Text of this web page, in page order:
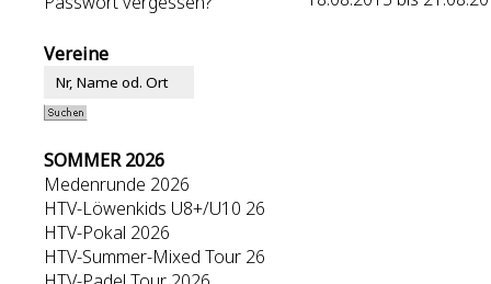
Vereine
SOMMER 2026
Medenrunde 2026
HTV-Löwenkids U8+/U10 26
HTV-Pokal 2026
HTV-Summer-Mixed Tour 26